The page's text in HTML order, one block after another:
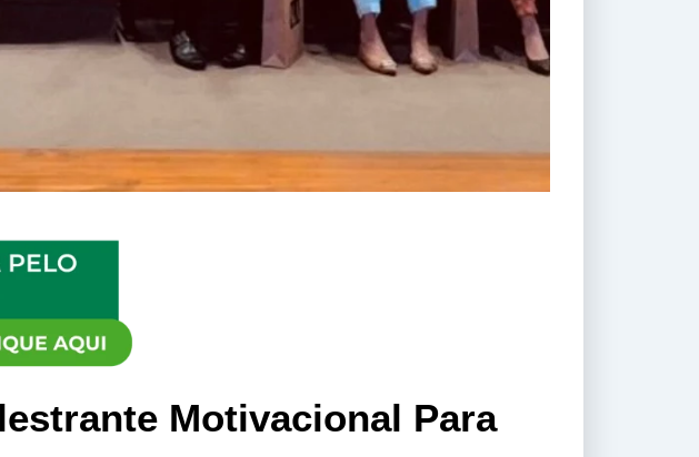
Motivacional Para